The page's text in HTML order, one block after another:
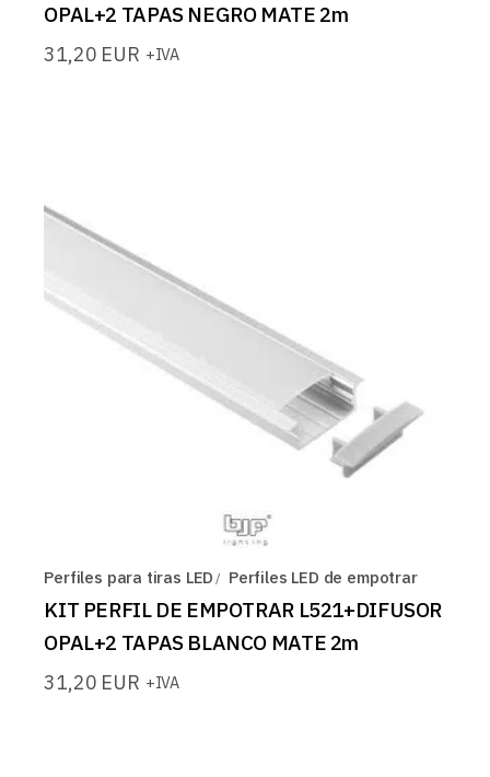
OPAL+2 TAPAS NEGRO MATE 2m
31,20 EUR +IVA
Perfiles para tiras LED Perfiles LED de empotrar
KIT PERFIL DE EMPOTRAR L521+DIFUSOR
OPAL+2 TAPAS BLANCO MATE 2m
31,20 EUR +IVA